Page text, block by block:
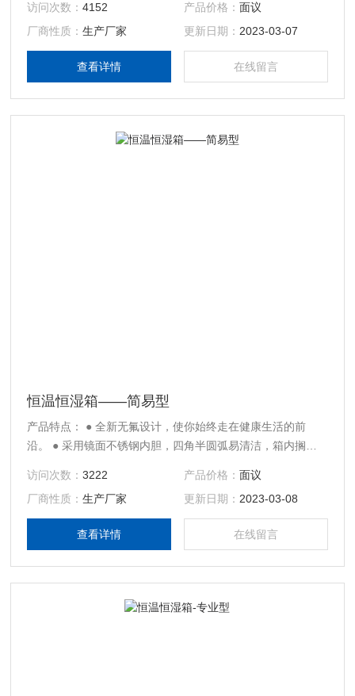
访问次数：4152 产品价格： 面议
厂商性质：生产厂家 更新日期： 2023-03-07
查看详情 在线留言
恒温恒湿箱——简易型
产品特点： ● 全新无氟设计，使你始终走在健康生活的前
沿。 ● 采用镜面不锈钢内胆，四角半圆弧易清洁，箱内搁板
温控湿可靠。
访问次数：3222 产品价格： 面议
厂商性质：生产厂家 更新日期： 2023-03-08
查看详情 在线留言